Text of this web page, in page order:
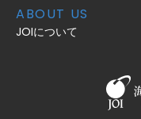
ABOUT US
JOIについて